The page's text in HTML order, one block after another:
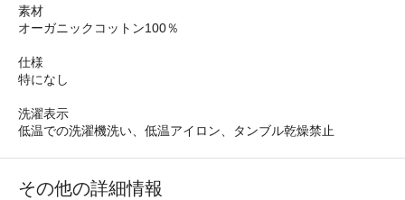
素材
オーガニックコットン100％
仕様
特になし
洗濯表示
低温での洗濯機洗い、低温アイロン、タンブル乾燥禁止
その他の詳細情報